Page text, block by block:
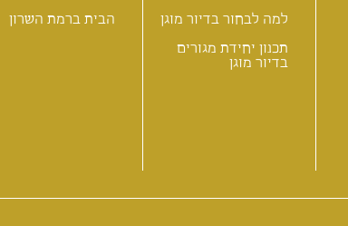
למה לבחור בדיור מוגן
תכנון יחידת מגורים
בדיור מוגן
הבית ברמת השרון